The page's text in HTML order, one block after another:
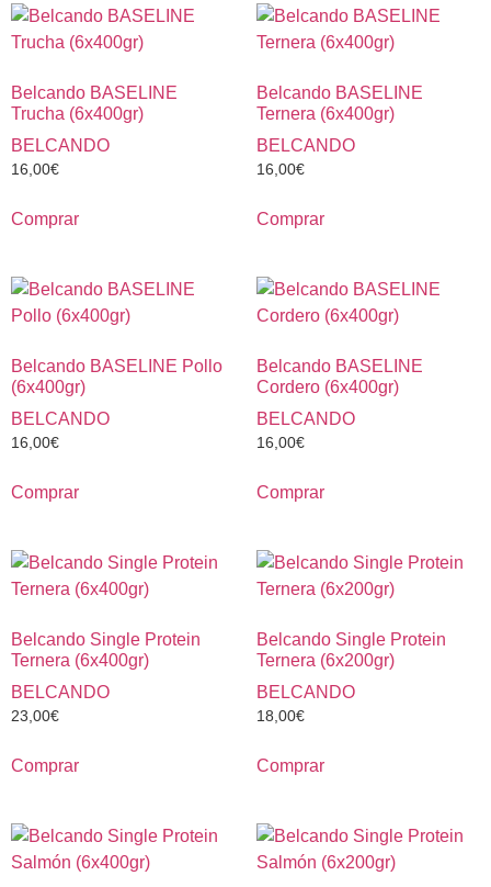
Belcando BASELINE
Trucha (6x400gr)
BELCANDO
16,00€
Comprar
Belcando BASELINE
Ternera (6x400gr)
BELCANDO
16,00€
Comprar
Belcando BASELINE Pollo
(6x400gr)
BELCANDO
16,00€
Comprar
Belcando BASELINE
Cordero (6x400gr)
BELCANDO
16,00€
Comprar
Belcando Single Protein
Ternera (6x400gr)
BELCANDO
23,00€
Comprar
Belcando Single Protein
Ternera (6x200gr)
BELCANDO
18,00€
Comprar